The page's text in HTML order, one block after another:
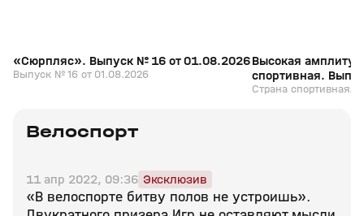
«Сюрпляс». Выпуск № 16 от 01.08.2026
Выпуск № 16 от 01.08.2026
Высокая
спортивная.
Страна спортивная.
Велоспорт
11 апр 2022, 09:36 Эксклюзив
«В велоспорте битву полов не устроишь».